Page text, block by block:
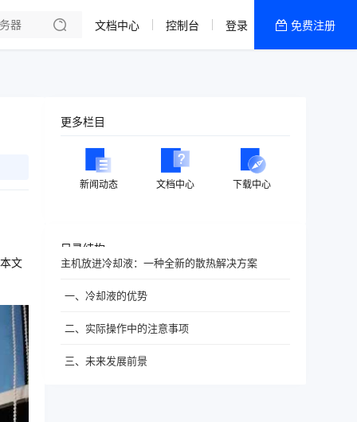
文档中心 控制台 登录 免费注册
文
更多栏目
新闻动态 文档中心 下载中心
目录结构
主机放进冷却液：一种全新的散热解决方案
一、冷却液的优势
二、实际操作中的注意事项
三、未来发展前景